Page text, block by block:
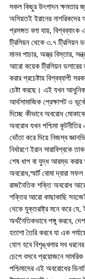
সকল কিছুর উৎপাদন ক্ষমতার
অসিয়তই ইরানের নাগরিকদের
প্রসঙ্গত বলা যায়,
ট্রিলিয়ন থেকে ৩.৭ ট্রিলিয়ন
মানব পাচার, অস্ত্র বিস্তার,
আরো কয়েক ট্রিলিয়ন
করার প্রচেষ্টায় বিশ্বব্যাপী
চেষ্টা করছে। এই যখন আধুনিক
আর্থসামাজিক প্রেক্ষাপট ও
দিচ্ছে কীভাবে অবরোধ
অবরোধ যখন পশ্চিমা
ভোঁতা করে দিয়ে নিজস্ব
নির্ধারণে ইরান সারাবিশ্বকে
শেষ ধাপ বা যুদ্ধ আরম্ভ করার
অবরোধ,স্মার্ট বোমা দ্বারা
রাজনৈতিক শক্তি অবরোধ
শক্তির আরো কাছাকাছি
থেকে যুক্তরাষ্ট্র মনে করে যে,
অর্থনৈতিকভাবে পঙ্গু করবে,
হতাশা তৈরি করবে যা এক
যোগ হবে বিশৃঙ্খলার সব
চেপে বসবে প্রয়োজনে
পশ্চিমাদের এই অবরোধের